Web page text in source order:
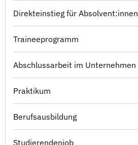
Direkteinstieg für Absolvent:innen
Traineeprogramm
Abschlussarbeit im Unternehmen
Praktikum
Berufsausbildung
Studierendenjob